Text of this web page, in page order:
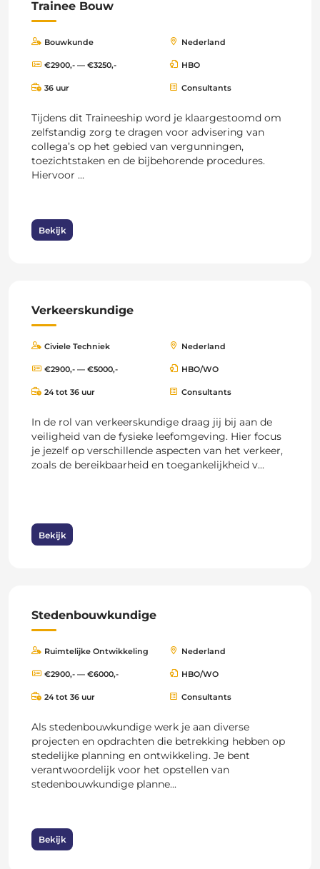
Trainee Bouw
Bouwkunde Nederland
€2900,- — €3250,- HBO
36 uur Consultants
Tijdens dit Traineeship word je klaargestoomd om
zelfstandig zorg te dragen voor advisering van
collega’s op het gebied van vergunningen,
toezichtstaken en de bijbehorende procedures.
Hiervoor ...
Bekijk
Verkeerskundige
Civiele Techniek Nederland
€2900,- — €5000,- HBO/WO
24 tot 36 uur Consultants
In de rol van verkeerskundige draag jij bij aan de
veiligheid van de fysieke leefomgeving. Hier focus
je jezelf op verschillende aspecten van het verkeer,
zoals de bereikbaarheid en toegankelijkheid v...
Bekijk
Stedenbouwkundige
Ruimtelijke Ontwikkeling Nederland
€2900,- — €6000,- HBO/WO
24 tot 36 uur Consultants
Als stedenbouwkundige werk je aan diverse
projecten en opdrachten die betrekking hebben op
stedelijke planning en ontwikkeling. Je bent
verantwoordelijk voor het opstellen van
stedenbouwkundige planne...
Bekijk